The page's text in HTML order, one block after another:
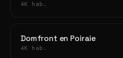
4K hab.
Domfront en Poiraie
4K hab.